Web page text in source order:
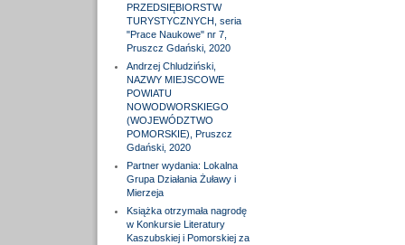
PRZEDSIĘBIORSTW
TURYSTYCZNYCH, seria
"Prace Naukowe" nr 7,
Pruszcz Gdański, 2020
Andrzej Chludziński,
NAZWY MIEJSCOWE
POWIATU
NOWODWORSKIEGO
(WOJEWÓDZTWO
POMORSKIE), Pruszcz
Gdański, 2020
Partner wydania: Lokalna
Grupa Działania Żuławy i
Mierzeja
Książka otrzymała nagrodę
w Konkursie Literatury
Kaszubskiej i Pomorskiej za